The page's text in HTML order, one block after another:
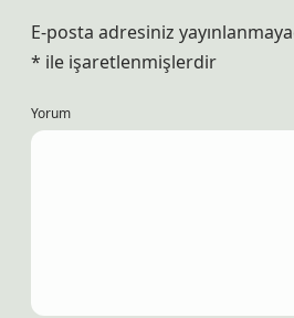
E-posta adresiniz
* ile işaretlenmişlerdir
Yorum